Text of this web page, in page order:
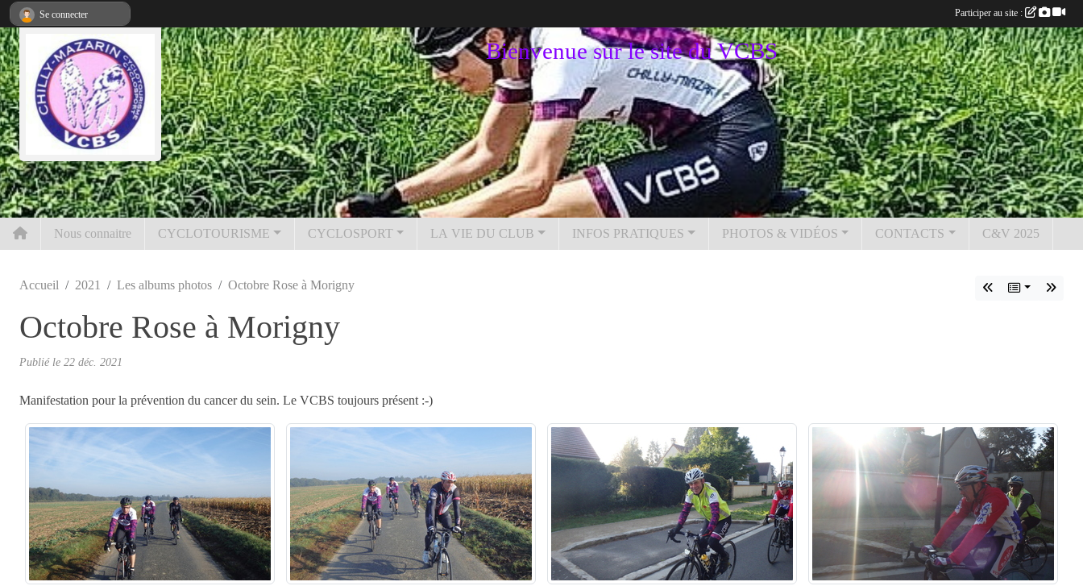
Bienvenue sur le site du VCBS
Nous connaitre CYCLOTOURISME CYCLOSPORT LA VIE DU CLUB INFOS PRATIQUES PHOTOS & VIDÉOS CONTACTS C&V 2025
Accueil 2021 Les albums photos Octobre Rose à Morigny
Octobre Rose à Morigny
Publié le 22 déc. 2021
Manifestation pour la prévention du cancer du sein. Le VCBS toujours présent :-)
Se connecter Participer au site :
Panneau de gestion des cookies